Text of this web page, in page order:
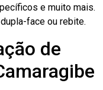
e muito mais.
face ou rebite.
de